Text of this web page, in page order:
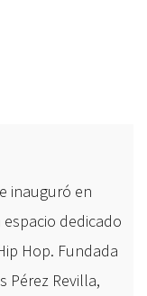
inauguró en
dedicado
Hop. Fundada
Pérez Revilla,